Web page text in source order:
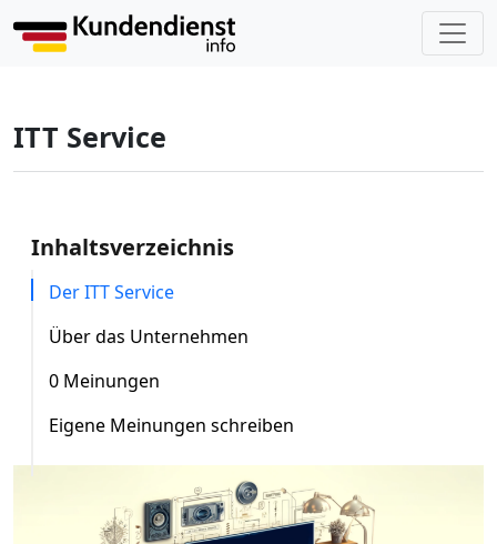
ITT Service
Inhaltsverzeichnis
Der ITT Service
Über das Unternehmen
0 Meinungen
Eigene Meinungen schreiben